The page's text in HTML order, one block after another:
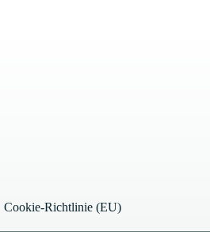
Cookie-Richtlinie (EU)